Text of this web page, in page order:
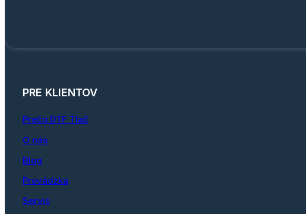
PRE KLIENTOV
Prečo DTF Tlač
O nás
Blog
Prevádzka
Servis